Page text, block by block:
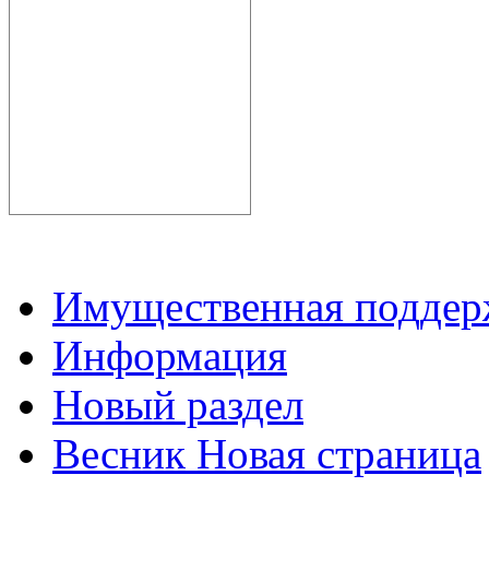
Имущественная
Информация
Новый раздел
Весник Новая страница